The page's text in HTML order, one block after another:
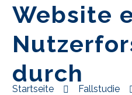
Website
durch
Startseite
Fallstudie